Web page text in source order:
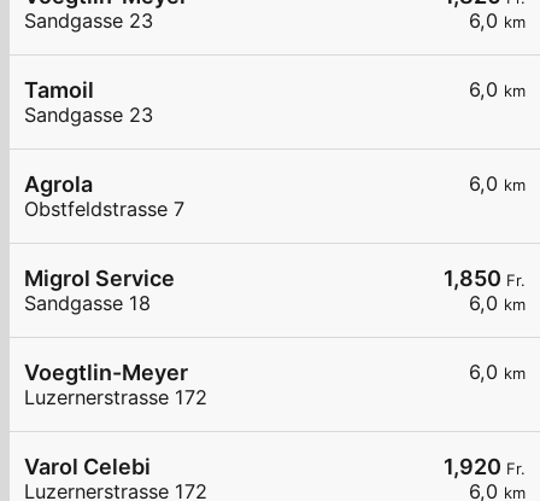
6,0 km
Sandgasse 23
6,0 km
Tamoil
Sandgasse 23
6,0 km
Agrola
Obstfeldstrasse 7
1,850 Fr.
6,0 km
Migrol Service
Sandgasse 18
6,0 km
Voegtlin-Meyer
Luzernerstrasse 172
1,920 Fr.
6,0 km
Varol Celebi
Luzernerstrasse 172